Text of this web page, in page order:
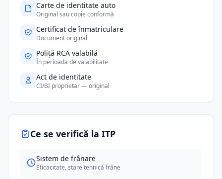
Carte de identitate auto
Original sau copie conformă
Certificat de înmatriculare
Document original
Poliță RCA valabilă
În perioada de valabilitate
Act de identitate
CI/BI proprietar — original
Ce se verifică la ITP
Sistem de frânare
Eficacitate, stare tehnică frâne